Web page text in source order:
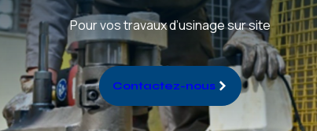
Pour vos travaux d’usinage sur site
Contactez-nous